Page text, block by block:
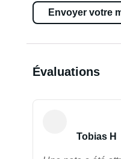
Envoyer votre
Évaluations
Tobias H